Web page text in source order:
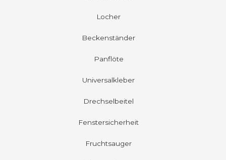
Locher
Beckenständer
Panflöte
Universalkleber
Drechselbeitel
Fenstersicherheit
Fruchtsauger